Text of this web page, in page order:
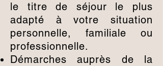
le titre de séjour le plus
adapté à votre situation
personnelle, familiale ou
professionnelle.
Démarches auprès de la